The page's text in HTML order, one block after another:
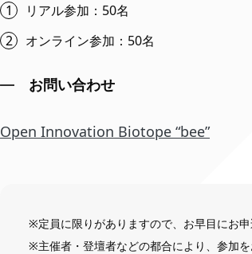
リアル参加：50名
オンライン参加：50名
お問い合わせ
Open Innovation Biotope “bee”
※定員に限りがありますので、お早目にお申
※主催者・登壇者などの都合により、参加